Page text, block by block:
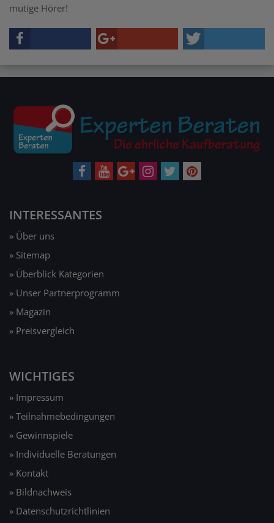
mutige Hörer!
INTERESSANTES
» Über uns
» Sitemap
» Überblick Kategorien
» Unser Partnerprogramm
» Magazin
» Preisvergleich
WICHTIGES
» Impressum
» Teilnahmebedingungen
» Gewinnspiele
» Individuelle Beratungen
» Kontakt
» Bildnachweis
» Datenschutzrichtlinien